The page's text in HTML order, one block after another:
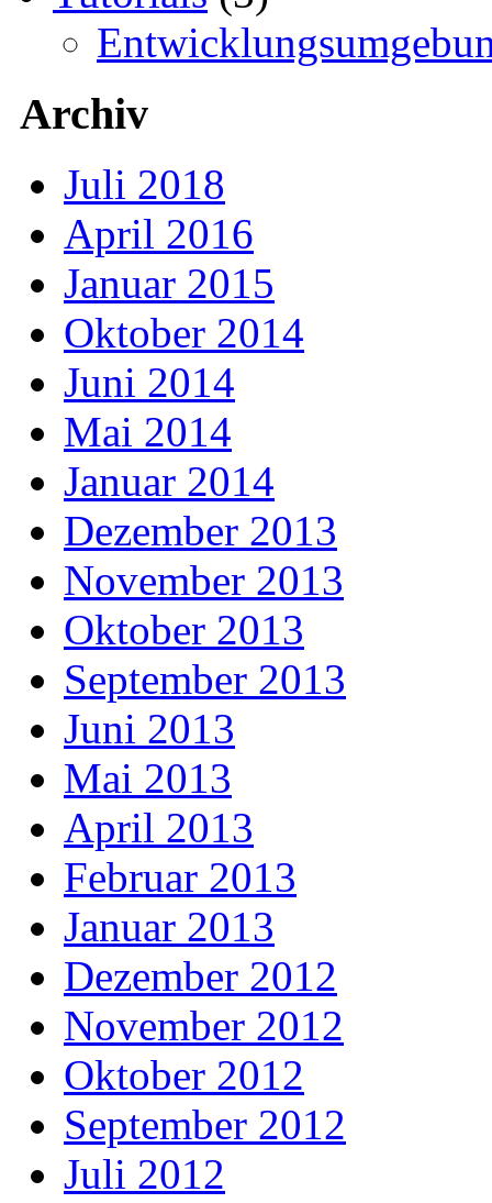
Archiv
Juli 2018
April 2016
Januar 2015
Oktober 2014
Juni 2014
Mai 2014
Januar 2014
Dezember 2013
November 2013
Oktober 2013
September 2013
Juni 2013
Mai 2013
April 2013
Februar 2013
Januar 2013
Dezember 2012
November 2012
Oktober 2012
September 2012
Juli 2012